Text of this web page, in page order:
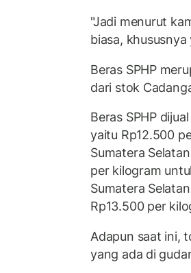
"Jadi menurut
biasa,
Beras SPHP
dari stok
Beras SPHP
yaitu Rp12.500
Sumatera
per kilogram
Sumatera
Rp13.500 per
Adapun saat ini,
yang ada di